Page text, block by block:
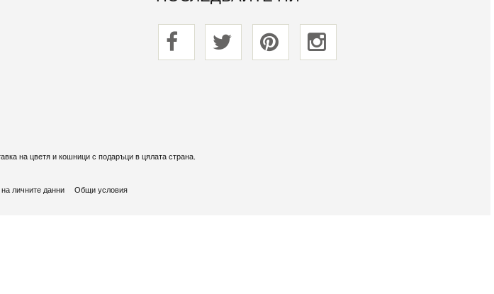
на цветя и кошници с подаръци в цялата страна.
личните данни Общи условия